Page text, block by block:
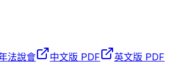
法說會 中文版 PDF
英文版 PDF